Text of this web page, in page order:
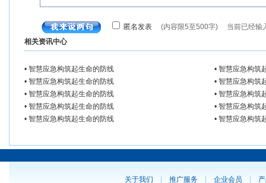
相关资讯中心
• 智慧应急构筑起生命的防线
• 智慧应急构筑
• 智慧应急构筑起生命的防线
• 智慧应急构筑
• 智慧应急构筑起生命的防线
• 智慧应急构筑
• 智慧应急构筑起生命的防线
• 智慧应急构筑
• 智慧应急构筑起生命的防线
• 智慧应急构筑
关于我们 推广服务| 企业会员